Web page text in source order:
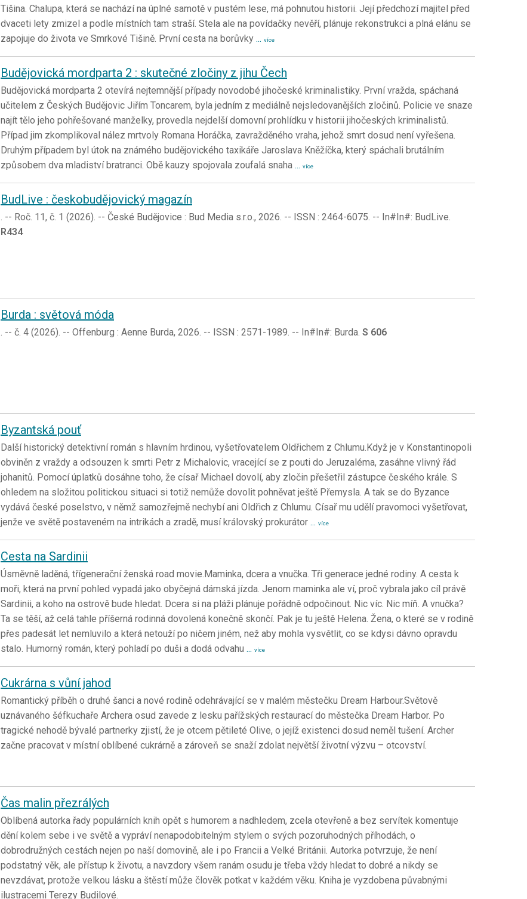
Tišina. Chalupa, která se nachází na úplné samotě v pustém lese, má pohnutou historii. Její předchozí majitel před
dvaceti lety zmizel a podle místních tam straší. Stela ale na povídačky nevěří, plánuje rekonstrukci a plná elánu se
zapojuje do života ve Smrkové Tišině. První cesta na borůvky ... více
Budějovická mordparta 2 : skutečné zločiny z jihu Čech
Budějovická mordparta 2 otevírá nejtemnější případy novodobé jihočeské kriminalistiky. První vražda, spáchaná
učitelem z Českých Budějovic Jiřím Toncarem, byla jedním z mediálně nejsledovanějších zločinů. Policie ve snaze
najít tělo jeho pohřešované manželky, provedla nejdelší domovní prohlídku v historii jihočeských kriminalistů.
Případ jim zkomplikoval nález mrtvoly Romana Horáčka, zavražděného vraha, jehož smrt dosud není vyřešena.
Druhým případem byl útok na známého budějovického taxikáře Jaroslava Kněžíčka, který spáchali brutálním
způsobem dva mladiství bratranci. Obě kauzy spojovala zoufalá snaha ... více
BudLive : českobudějovický magazín
. -- Roč. 11, č. 1 (2026). -- České Budějovice : Bud Media s.r.o., 2026. -- ISSN : 2464-6075. -- In#In#: BudLive.
R434
Burda : světová móda
. -- č. 4 (2026). -- Offenburg : Aenne Burda, 2026. -- ISSN : 2571-1989. -- In#In#: Burda. S 606
Byzantská pouť
Další historický detektivní román s hlavním hrdinou, vyšetřovatelem Oldřichem z Chlumu.Když je v Konstantinopoli
obviněn z vraždy a odsouzen k smrti Petr z Michalovic, vracející se z pouti do Jeruzaléma, zasáhne vlivný řád
johanitů. Pomocí úplatků dosáhne toho, že císař Michael dovolí, aby zločin přešetřil zástupce českého krále. S
ohledem na složitou politickou situaci si totiž nemůže dovolit pohněvat ještě Přemysla. A tak se do Byzance
vydává české poselstvo, v němž samozřejmě nechybí ani Oldřich z Chlumu. Císař mu udělí pravomoci vyšetřovat,
jenže ve světě postaveném na intrikách a zradě, musí královský prokurátor ... více
Cesta na Sardinii
Úsměvně laděná, třígenerační ženská road movie.Maminka, dcera a vnučka. Tři generace jedné rodiny. A cesta k
moři, která na první pohled vypadá jako obyčejná dámská jízda. Jenom maminka ale ví, proč vybrala jako cíl právě
Sardinii, a koho na ostrově bude hledat. Dcera si na pláži plánuje pořádně odpočinout. Nic víc. Nic míň. A vnučka?
Ta se těší, až celá tahle příšerná rodinná dovolená konečně skončí. Pak je tu ještě Helena. Žena, o které se v rodině
přes padesát let nemluvilo a která netouží po ničem jiném, než aby mohla vysvětlit, co se kdysi dávno opravdu
stalo. Humorný román, který pohladí po duši a dodá odvahu ... více
Cukrárna s vůní jahod
Romantický příběh o druhé šanci a nové rodině odehrávající se v malém městečku Dream Harbour.Světově
uznávaného šéfkuchaře Archera osud zavede z lesku pařížských restaurací do městečka Dream Harbor. Po
tragické nehodě bývalé partnerky zjistí, že je otcem pětileté Olive, o jejíž existenci dosud neměl tušení. Archer
začne pracovat v místní oblíbené cukrárně a zároveň se snaží zdolat největší životní výzvu – otcovství.
Čas malin přezrálých
Oblíbená autorka řady populárních knih opět s humorem a nadhledem, zcela otevřeně a bez servítek komentuje
dění kolem sebe i ve světě a vypráví nenapodobitelným stylem o svých pozoruhodných příhodách, o
dobrodružných cestách nejen po naší domovině, ale i po Francii a Velké Británii. Autorka potvrzuje, že není
podstatný věk, ale přístup k životu, a navzdory všem ranám osudu je třeba vždy hledat to dobré a nikdy se
nevzdávat, protože velkou lásku a štěstí může člověk potkat v každém věku. Kniha je vyzdobena půvabnými
ilustracemi Terezy Budilové.